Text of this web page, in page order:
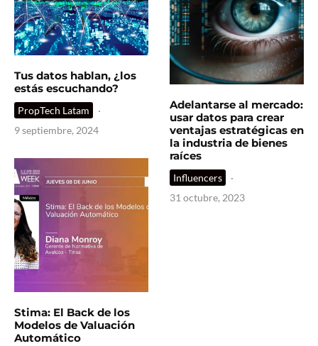
Tus datos hablan, ¿los
estás escuchando?
PropTech Latam
·
9 septiembre, 2024
Stima: El Back de los
Modelos de Valuación
Automático
Adelantarse al mercado:
usar datos para crear
ventajas estratégicas en
la industria de bienes
raíces
Influencers
·
31 octubre, 2023